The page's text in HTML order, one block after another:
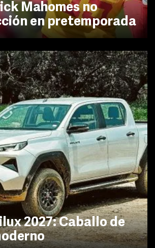
Mahomes no
en pretemporada
2027: Caballo de